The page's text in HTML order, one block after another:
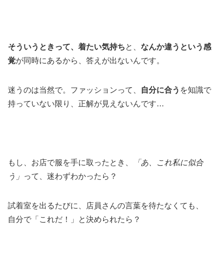
そういうときって、着たい気持ちと、 なんか違うという感
覚が同時にあるから、答えが出ないんです。
迷うのは当然で。ファッションって、 自分に合う を知識で
持っていない限り、正解が見えないんです…
もし、お店で服を手に取ったとき、
「あ、これ私に似合
う」 って、迷わずわかったら？
試着室を出るたびに、店員さんの言葉を待たなくても、
自分で「これだ！」と決められたら？